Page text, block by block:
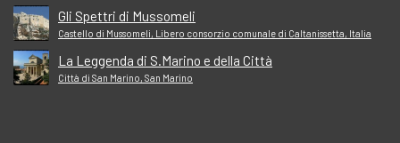
Gli Spettri di Mussomeli
Castello di Mussomeli, Libero consorzio comunale di Caltanissetta, Italia
La Leggenda di S.Marino e della Città
Città di San Marino, San Marino